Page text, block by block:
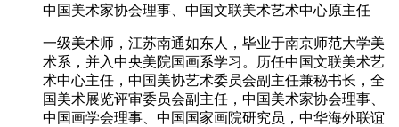
中国美术家协会理事、中国文联美术艺术中心原主任
一级美术师，江苏南通如东人，毕业于南京师范大学美
术系，并入中央美院国画系学习。历任中国文联美术艺
术中心主任，中国美协艺术委员会副主任兼秘书长，全
国美术展览评审委员会副主任，中国美术家协会理事、
中国画学会理事、中国国家画院研究员，中华海外联谊